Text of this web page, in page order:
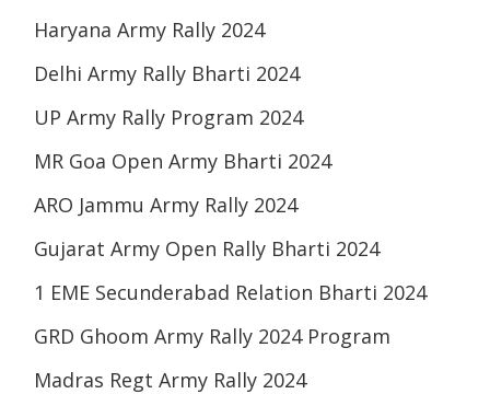
Haryana Army Rally 2024
Delhi Army Rally Bharti 2024
UP Army Rally Program 2024
MR Goa Open Army Bharti 2024
ARO Jammu Army Rally 2024
Gujarat Army Open Rally Bharti 2024
1 EME Secunderabad Relation Bharti 2024
GRD Ghoom Army Rally 2024 Program
Madras Regt Army Rally 2024